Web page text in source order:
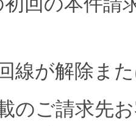
線が解除ま
のご請求先